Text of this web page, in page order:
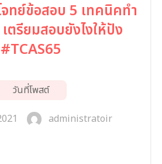
ทย์ข้อสอบ 5 เทคนิคทำ
ตรียมสอบยังไงให้ปัง
#TCAS65
วันที่โพสต์
administratoir